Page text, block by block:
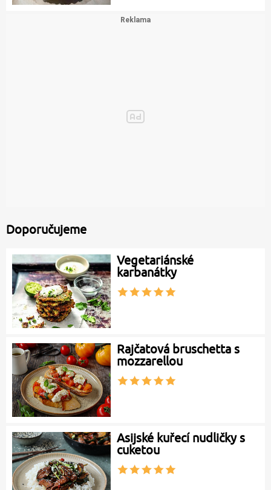
Doporučujeme
Vegetariánské
karbanátky
Rajčatová bruschetta s
mozzarellou
Asijské kuřecí nudličky s
cuketou